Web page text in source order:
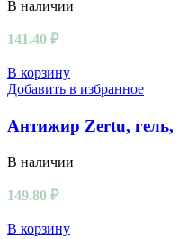
В наличии
141.40 ₽
В корзину
Добавить в избранное
Антижир Zertu, гель,
В наличии
149.80 ₽
В корзину